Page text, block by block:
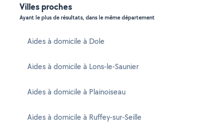
Villes proches
Ayant le plus de résultats, dans le même département
Aides à domicile à Dole
Aides à domicile à Lons-le-Saunier
Aides à domicile à Plainoiseau
Aides à domicile à Ruffey-sur-Seille